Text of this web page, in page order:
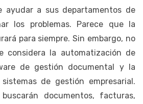
ayudar a sus departamentos de
los problemas. Parece que la
para siempre. Sin embargo, no
considera la automatización de
de gestión documental y la
de gestión empresarial.
documentos, facturas,